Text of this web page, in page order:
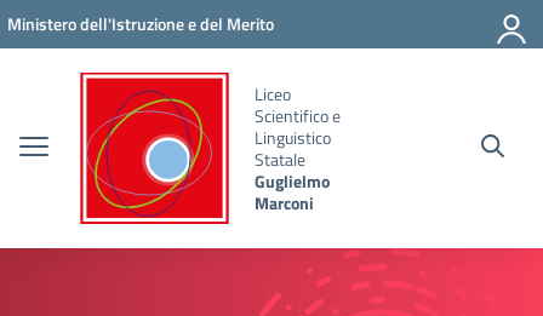
Vai ai contenuti
Vai al menu di navigazione
Vai al footer
Ministero dell'Istruzione e del Merito
Liceo
Scientifico e
Linguistico
Statale
Guglielmo
Marconi